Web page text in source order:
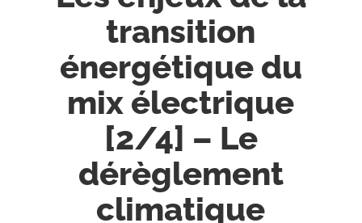
transition
énergétique du
mix électrique
[2/4] – Le
dérèglement
climatique